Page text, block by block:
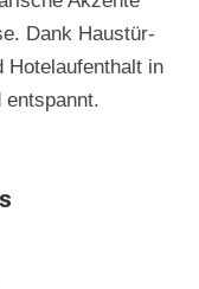
Dank Haustür-
Hotelaufenthalt in
entspannt.